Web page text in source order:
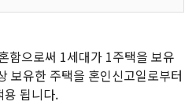
함으로써 1세대가 1주택을 보유
보유한 주택을 혼인신고일로부터
용 됩니다.